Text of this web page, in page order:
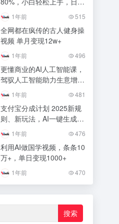
500+1年前 515
全网都在疯传的古人健身操
视频 单月变现12w+
1年前 496
更懂商业的AI人工智能课，
驾驭人工智能助力生意增长
（更新116节）
1年前 481
支付宝分成计划 2025新规
则、新玩法，AI一键生成文
案+视频，爆款赛道，新人
也能月入过万
1年前 476
利用AI做国学视频，条条10
万+，单日变现1000+
1年前 470